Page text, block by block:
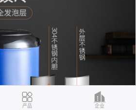
产品 企业